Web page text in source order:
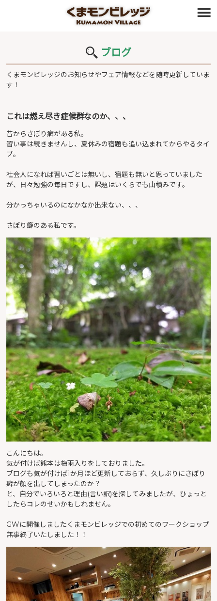
≡
ブログ
くまモンビレッジのお知らせやフェア情報などを随時更新していま
す！
これは燃え尽き症候群なのか、、、
昔からさぼり癖がある私。
習い事は続きませんし、夏休みの宿題も追い込まれてからやるタイ
プ。
社会人になれば習いごとは無いし、宿題も無いと思っていました
が、日々勉強の毎日ですし、課題はいくらでも山積みです。
分かっちゃいるのになかなか出来ない、、、
さぼり癖のある私です。
こんにちは。
気が付けば熊本は梅雨入りをしておりました。
ブログも気が付けば1か月ほど更新しておらず、久しぶりにさぼり
癖が顔を出してしまったのか？
と、自分でいろいろと理由(言い訳)を探してみましたが、ひょっと
したらコレのせいかもしれません。
GWに開催しましたくまモンビレッジでの初めてのワークショップ
無事終了いたしました！！